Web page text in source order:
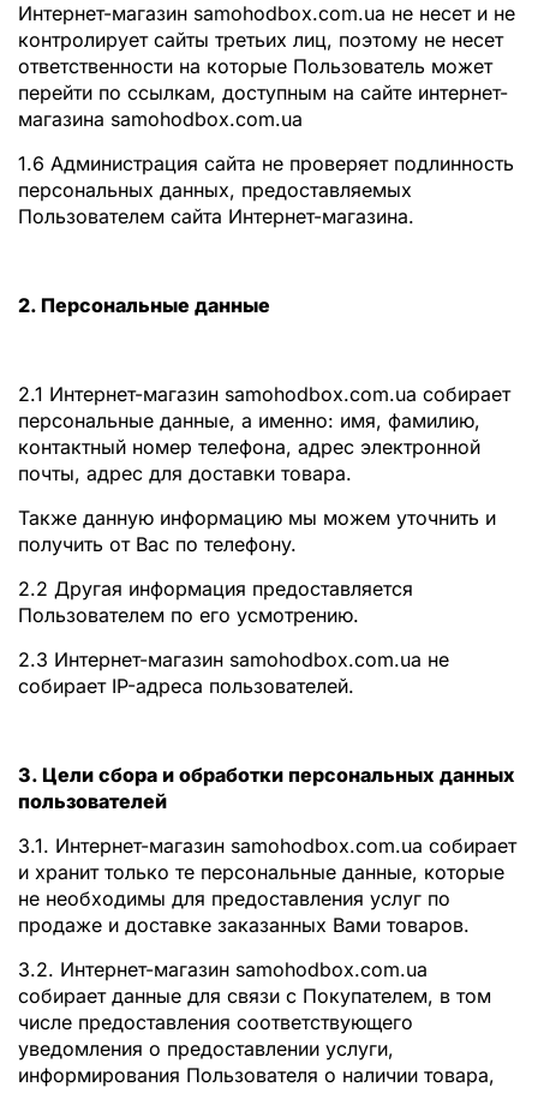
Интернет-магазин samohodbox.com.ua не несет и не
контролирует сайты третьих лиц, поэтому не несет
ответственности на которые Пользователь может
перейти по ссылкам, доступным на сайте интернет-
магазина samohodbox.com.ua
1.6 Администрация сайта не проверяет подлинность
персональных данных, предоставляемых
Пользователем сайта Интернет-магазина.
2. Персональные данные
2.1 Интернет-магазин samohodbox.com.ua собирает
персональные данные, а именно: имя, фамилию,
контактный номер телефона, адрес электронной
почты, адрес для доставки товара.
Также данную информацию мы можем уточнить и
получить от Вас по телефону.
2.2 Другая информация предоставляется
Пользователем по его усмотрению.
2.3 Интернет-магазин samohodbox.com.ua не
собирает IP-адреса пользователей.
3. Цели сбора и обработки персональных данных
пользователей
3.1. Интернет-магазин samohodbox.com.ua собирает
и хранит только те персональные данные, которые
не необходимы для предоставления услуг по
продаже и доставке заказанных Вами товаров.
3.2. Интернет-магазин samohodbox.com.ua
собирает данные для связи с Покупателем, в том
числе предоставления соответствующего
уведомления о предоставлении услуги,
информирования Пользователя о наличии товара,